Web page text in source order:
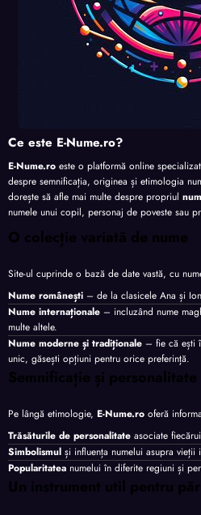
Ce este E-Nume.ro?
E-Nume.ro este o platformă online
despre semnificația, originea și etimologia
dorește să afle mai multe despre propriul
numele unui copil, personaj de poveste sau
O colecție variată de nume
Site-ul cuprinde o bază de date vastă, cu
Nume românești – de la clasicele Ana și
Nume internaționale – incluzând nume
multe altele.
Nume moderne și tradiționale – fie că ești
unic, găsești opțiuni pentru orice preferință.
Semnificație și personalitate
Pe lângă etimologie, E-Nume.ro oferă
Trăsăturile de personalitate asociate fiecărui
Simbolismul și influența numelui asupra vieții
Popularitatea numelui în diferite regiuni și
Un instrument util pentru